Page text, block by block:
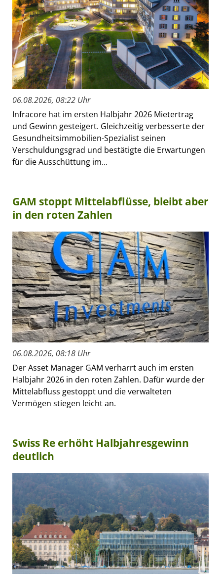
06.08.2026, 08:22 Uhr
Infracore hat im ersten Halbjahr 2026 Mietertrag
und Gewinn gesteigert. Gleichzeitig verbesserte der
Gesundheitsimmobilien-Spezialist seinen
Verschuldungsgrad und bestätigte die Erwartungen
für die Ausschüttung im...
GAM stoppt Mittelabflüsse, bleibt aber
in den roten Zahlen
06.08.2026, 08:18 Uhr
Der Asset Manager GAM verharrt auch im ersten
Halbjahr 2026 in den roten Zahlen. Dafür wurde der
Mittelabfluss gestoppt und die verwalteten
Vermögen stiegen leicht an.
Swiss Re erhöht Halbjahresgewinn
deutlich